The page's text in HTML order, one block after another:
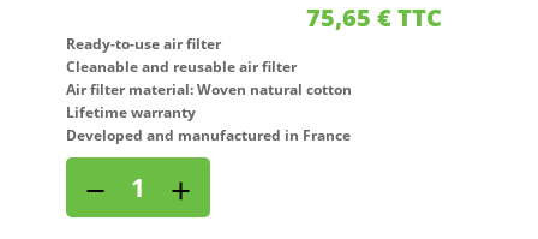
75,65€TTC
Ready-to-use air filter
Cleanable and reusable air filter
Air filter material: Woven natural cotton
Lifetime warranty
Developed and manufactured in France
filter
for
− +